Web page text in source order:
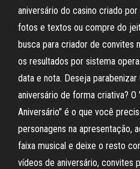
aniversário do casino criado
fotos e textos ou compre do
busca para criador de convites
os resultados por sistema
data e nota. Deseja
aniversário de forma criativa?
Aniversário" é o que você
personagens na apresentação,
faixa musical e deixe o resto
vídeos de aniversário, convites